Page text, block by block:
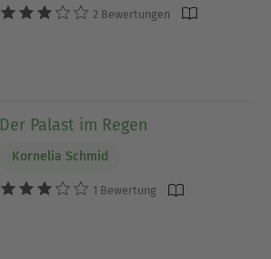
2 Bewertungen
Der Palast im Regen
Kornelia Schmid
1 Bewertung